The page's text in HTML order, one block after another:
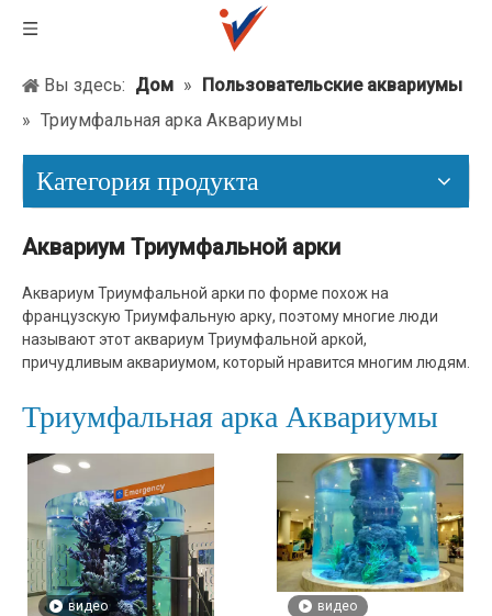
Вы здесь: Дом » Пользовательские аквариумы
» Триумфальная арка Аквариумы
Категория продукта
Аквариум Триумфальной арки
Аквариум Триумфальной арки по форме похож на
французскую Триумфальную арку, поэтому многие люди
называют этот аквариум Триумфальной аркой,
причудливым аквариумом, который нравится многим людям.
Триумфальная арка Аквариумы
видео видео